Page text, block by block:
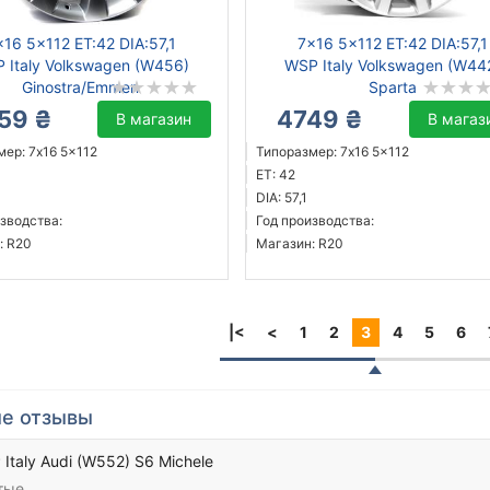
5x112 ET:42 DIA:57,1
Italy Volkswagen (W456)
Ginostra/Emmen
₴ В магазин
7x16 5x112
R20
7x16 5x112 ET:42 DIA:57,1
WSP Italy Volkswagen
Sparta
4749 ₴ В
Типоразмер: 7x16 5x112
ET: 42
DIA: 57,1
Год производства:
Магазин: R20
|< < 1 2 3 4 5 6
отзывы
Italy Audi (W552) S6 Michele